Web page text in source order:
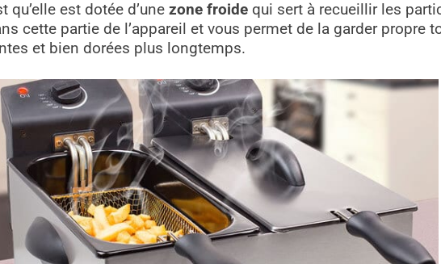
qu’elle est dotée d’une zone froide qui sert à recueillir les
cette partie de l’appareil et vous permet de la garder propre
et bien dorées plus longtemps.